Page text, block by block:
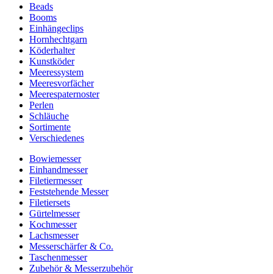
Beads
Booms
Einhängeclips
Hornhechtgarn
Köderhalter
Kunstköder
Meeressystem
Meeresvorfächer
Meerespaternoster
Perlen
Schläuche
Sortimente
Verschiedenes
Bowiemesser
Einhandmesser
Filetiermesser
Feststehende Messer
Filetiersets
Gürtelmesser
Kochmesser
Lachsmesser
Messerschärfer & Co.
Taschenmesser
Zubehör & Messerzubehör